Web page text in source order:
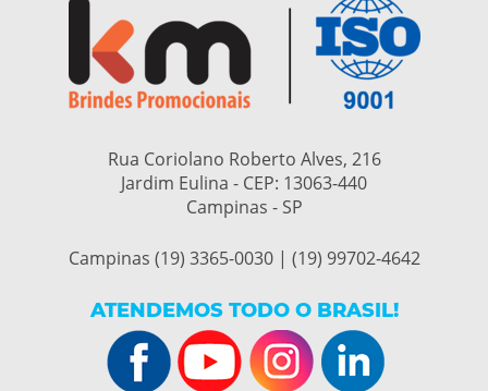
Rua Coriolano Roberto Alves, 216
Jardim Eulina - CEP: 13063-440
Campinas - SP
Campinas (19) 3365-0030 | (19) 99702-4642
ATENDEMOS TODO O BRASIL!